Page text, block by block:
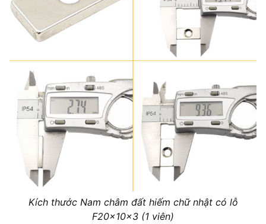
Kích thước Nam châm đất hiếm chữ nhật có lỗ
F20x10x3 (1 viên)